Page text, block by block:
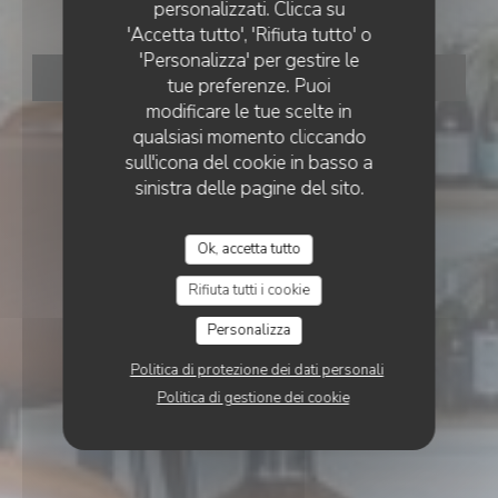
personalizzati. Clicca su
'Accetta tutto', 'Rifiuta tutto' o
'Personalizza' per gestire le
tue preferenze. Puoi
modificare le tue scelte in
qualsiasi momento cliccando
sull'icona del cookie in basso a
sinistra delle pagine del sito.
Ok, accetta tutto
Rifiuta tutti i cookie
Personalizza
Politica di protezione dei dati personali
Politica di gestione dei cookie
PRENOTA